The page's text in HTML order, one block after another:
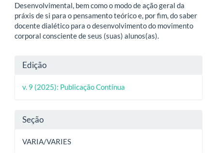
Desenvolvimental, bem como o modo de ação geral da
práxis de si para o pensamento teórico e, por fim, do saber
docente dialético para o desenvolvimento do movimento
corporal consciente de seus (suas) alunos(as).
Detalhes
do
artigo
Edição
v. 9 (2025): Publicação Contínua
Seção
VARIA/VARIES